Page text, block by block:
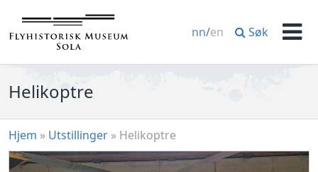
nn/en Søk
Helikoptre
Hjem » Utstillinger » Helikoptre